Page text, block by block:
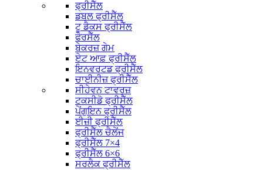
ਫ੍ਰੀਸੈੱਲ
ਡਬਲ ਫ੍ਰੀਸੈੱਲ
ਟੂ ਡੈਕਸ ਫ੍ਰੀਸੈੱਲ
ਫੋਰਸੈੱਲ
ਬੇਕਰਜ਼ ਗੇਮ
ਏਟ ਆਫ਼ ਫ੍ਰੀਸੈੱਲ
ਇਨਵਰਟਡ ਫ੍ਰੀਸੈੱਲ
ਚਾਈਨੀਜ਼ ਫ੍ਰੀਸੈੱਲ
ਸੀਹੇਵਨ ਟਾਵਰਜ਼
ਟਕਸੀਡੋ ਫ੍ਰੀਸੈੱਲ
ਪੇਂਗੁਇਨ ਫ੍ਰੀਸੈੱਲ
ਈਜ਼ੀ ਫ੍ਰੀਸੈੱਲ
ਫ੍ਰੀਸੈੱਲ ਚੈਲੇਂਜ
ਫ੍ਰੀਸੈੱਲ 7×4
ਫ੍ਰੀਸੈੱਲ 6×6
ਸਰਲੈਕ ਫ੍ਰੀਸੈੱਲ